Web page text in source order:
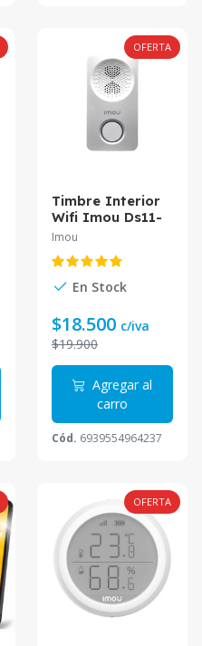
OFERTA
Timbre Interior
Wifi Imou Ds11-
Imou*
Imou
En Stock
$18.500 c/iva
$19.900
Agregar al
carro
Cód. 6939554964237
OFERTA